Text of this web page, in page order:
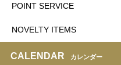
POINT SERVICE
NOVELTY ITEMS
CALENDAR カレンダー